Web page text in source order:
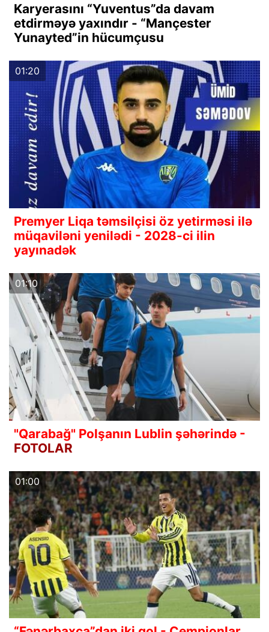
Karyerasını “Yuventus”da davam
etdirməyə yaxındır - “Mançester
Yunayted”in hücumçusu
01:20
Premyer Liqa təmsilçisi öz yetirməsi ilə
müqaviləni yenilədi - 2028-ci ilin
yayınadək
01:10
"Qarabağ" Polşanın Lublin şəhərində -
FOTOLAR
01:00